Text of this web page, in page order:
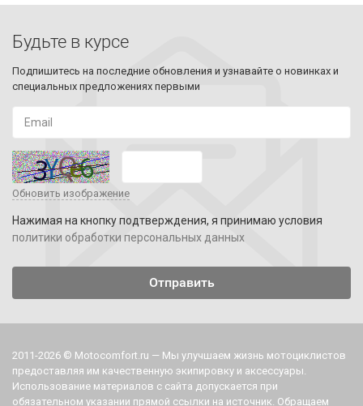
Будьте в курсе
Подпишитесь на последние обновления и узнавайте о новинках и
специальных предложениях первыми
Обновить изображение
Нажимая на кнопку подтверждения, я принимаю условия
политики обработки персональных данных
2011-2026 © Motocomfort.ru — Мы улучшаем жизнь мотоциклистов
предоставляя им качественную экипировку и аксессуары.
Использование материалов с сайта допускается при
обязательном указании прямой ссылки на источник. Обращаем